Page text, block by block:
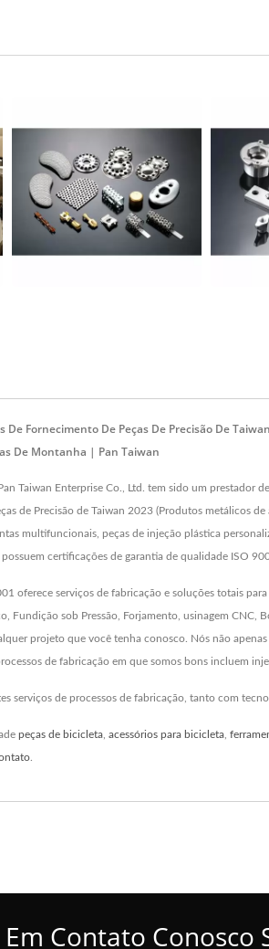
De Fornecimento De Peças De Precisão De
De Montanha | Pan Taiwan
Taiwan Enterprise Co., Ltd. tem sido um prestador
de Precisão de Taiwan 2023 (Produtos metálicos
multifuncionais, peças de injeção plástica
certificações de garantia de qualidade ISO
oferece serviços de fabricação e soluções totais
Fundição sob Pressão, Forjamento, usinagem
projeto que você tenha conosco. Nós não
de fabricação em que somos bons incluem
serviços de processos de fabricação, tanto com
peças de bicicleta acessórios para bicicleta
Contato Conosco